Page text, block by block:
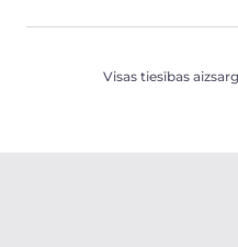
Visas tiesības